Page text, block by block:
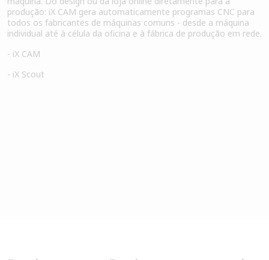
produção: iX CAM gera automaticamente programas CNC para
todos os fabricantes de máquinas comuns - desde a máquina
individual até à célula da oficina e à fábrica de produção em rede.
- iX CAM
- iX Scout